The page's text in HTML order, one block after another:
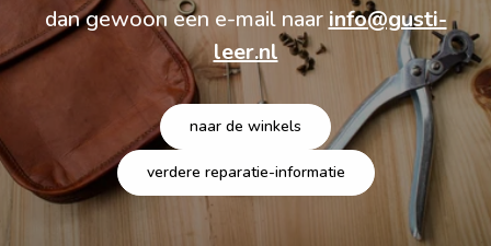
dan gewoon een e-mail naar info@gusti-
leer.nl
naar de winkels
verdere reparatie-informatie